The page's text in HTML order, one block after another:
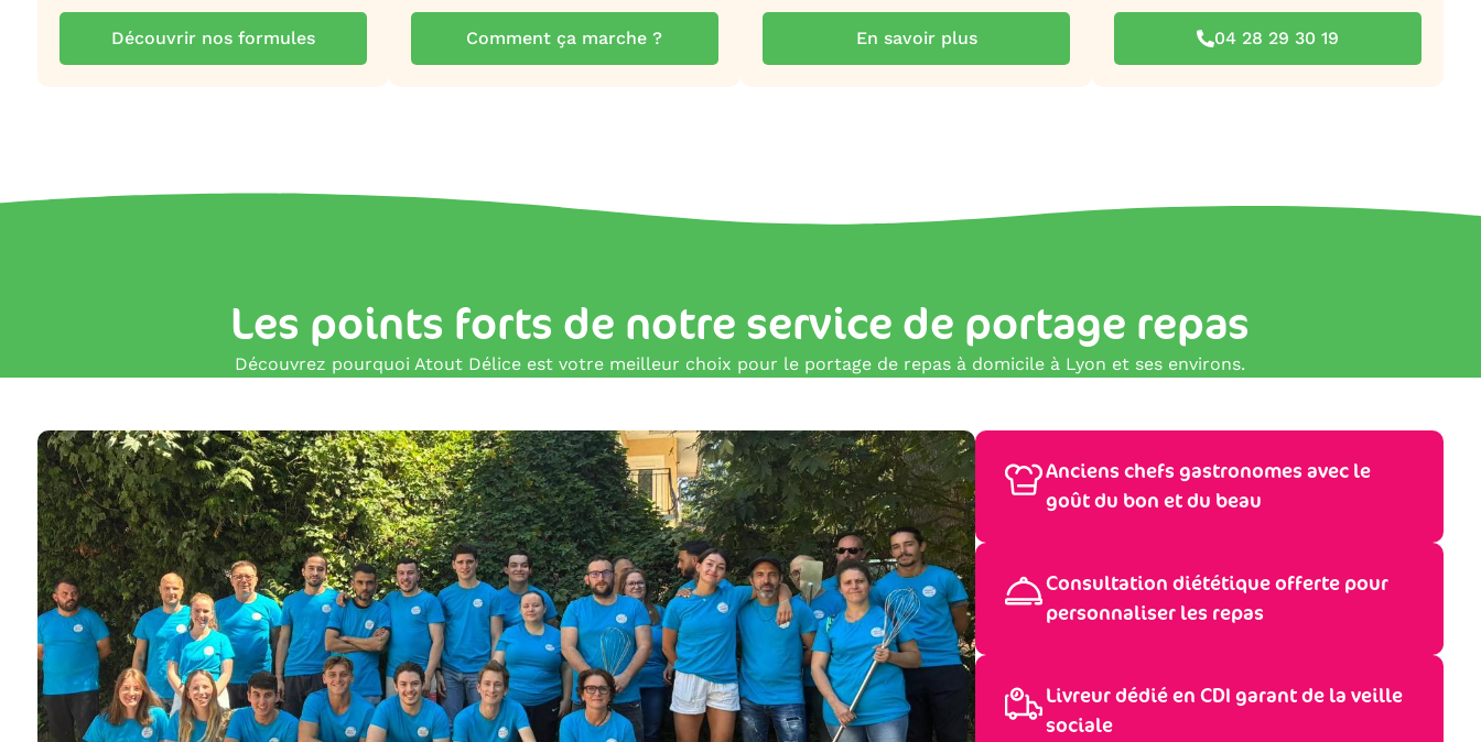
Découvrir nos formules Comment ça marche ? En savoir plus 04 28 29 30 19
Les points forts de notre service de portage repas
Découvrez pourquoi Atout Délice est votre meilleur choix pour le portage de repas à domicile à Lyon et ses environs.
Anciens chefs gastronomes avec le
goût du bon et du beau
Consultation diététique offerte pour
personnaliser les repas
Livreur dédié en CDI garant de la veille
sociale